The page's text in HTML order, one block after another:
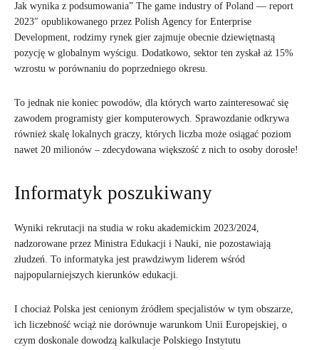
Jak wynika z podsumowania” The game industry of Poland — report
2023″ opublikowanego przez Polish Agency for Enterprise
Development, rodzimy rynek gier zajmuje obecnie dziewiętnastą
pozycję w globalnym wyścigu. Dodatkowo, sektor ten zyskał aż 15%
wzrostu w porównaniu do poprzedniego okresu.
To jednak nie koniec powodów, dla których warto zainteresować się
zawodem programisty gier komputerowych. Sprawozdanie odkrywa
również skalę lokalnych graczy, których liczba może osiągać poziom
nawet 20 milionów – zdecydowana większość z nich to osoby dorosłe!
Informatyk poszukiwany
Wyniki rekrutacji na studia w roku akademickim 2023/2024,
nadzorowane przez Ministra Edukacji i Nauki, nie pozostawiają
złudzeń. To informatyka jest prawdziwym liderem wśród
najpopularniejszych kierunków edukacji.
I chociaż Polska jest cenionym źródłem specjalistów w tym obszarze,
ich liczebność wciąż nie dorównuje warunkom Unii Europejskiej, o
czym doskonale dowodzą kalkulacje Polskiego Instytutu